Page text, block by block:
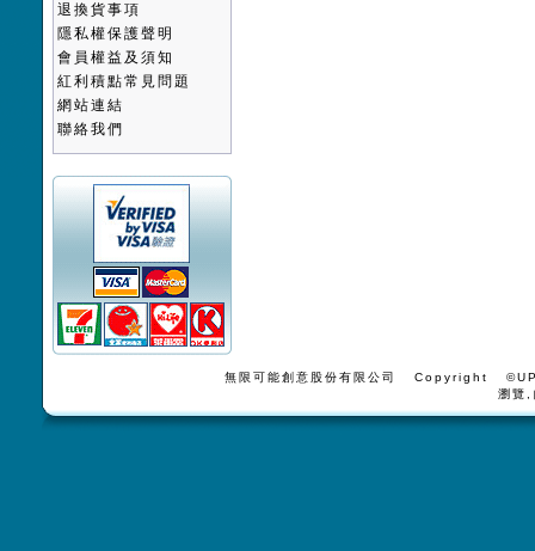
退換貨事項
隱私權保護聲明
會員權益及須知
紅利積點常見問題
網站連結
聯絡我們
無限可能創意股份有限公司 Copyright
瀏